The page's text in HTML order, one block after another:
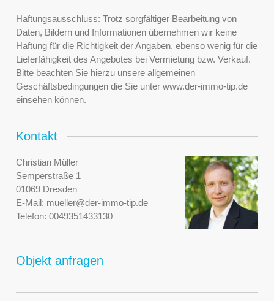
Haftungsausschluss: Trotz sorgfältiger Bearbeitung von
Daten, Bildern und Informationen übernehmen wir keine
Haftung für die Richtigkeit der Angaben, ebenso wenig für die
Lieferfähigkeit des Angebotes bei Vermietung bzw. Verkauf.
Bitte beachten Sie hierzu unsere allgemeinen
Geschäftsbedingungen die Sie unter www.der-immo-tip.de
einsehen können.
Kontakt
Christian Müller
Semperstraße 1
01069 Dresden
E-Mail: mueller@der-immo-tip.de
Telefon: 0049351433130
Objekt anfragen